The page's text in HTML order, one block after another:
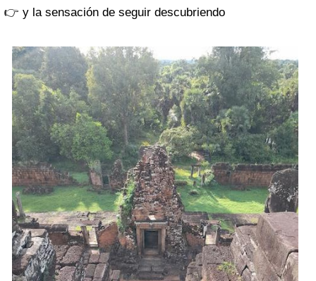
👉 y la sensación de seguir descubriendo